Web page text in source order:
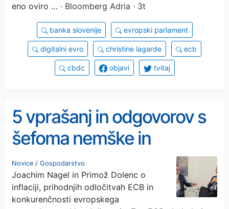
eno oviro … · Bloomberg Adria · 3t
banka slovenije evropski parlament
digitalni evro christine lagarde ecb
cbdc objavi tvitaj
5 vprašanj in odgovorov s
šefoma nemške in
slovenske centralne banke
Novice / Gospodarstvo
Joachim Nagel in Primož Dolenc o
inflaciji, prihodnjih odločitvah ECB in
konkurenčnosti evropskega